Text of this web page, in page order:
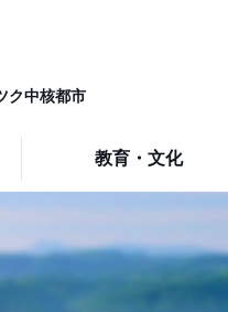
ク中核都市
教育・文化